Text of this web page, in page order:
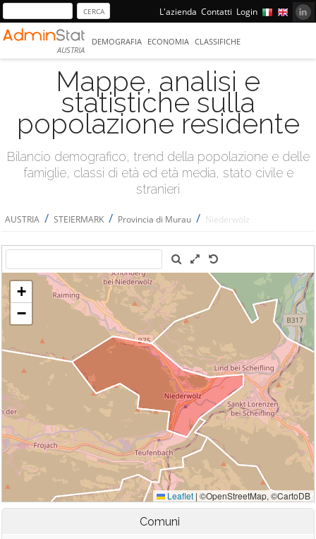
L'azienda Contatti Login
AUSTRIA
DEMOGRAFIA ECONOMIA CLASSIFICHE
Mappe, analisi e
statistiche sulla
popolazione residente
Bilancio demografico, trend della popolazione e delle
famiglie, classi di età ed età media, stato civile e
stranieri
AUSTRIA / STEIERMARK / Provincia di Murau / Niederwölz
Comuni